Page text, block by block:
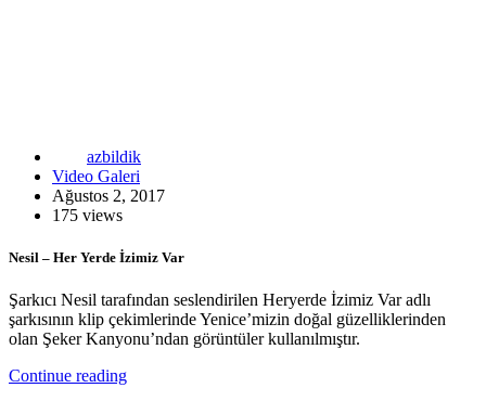
azbildik
Video Galeri
Ağustos 2, 2017
175 views
Nesil – Her Yerde İzimiz Var
Şarkıcı Nesil tarafından seslendirilen Heryerde İzimiz Var adlı
şarkısının klip çekimlerinde Yenice’mizin doğal güzelliklerinden
olan Şeker Kanyonu’ndan görüntüler kullanılmıştır.
Continue reading